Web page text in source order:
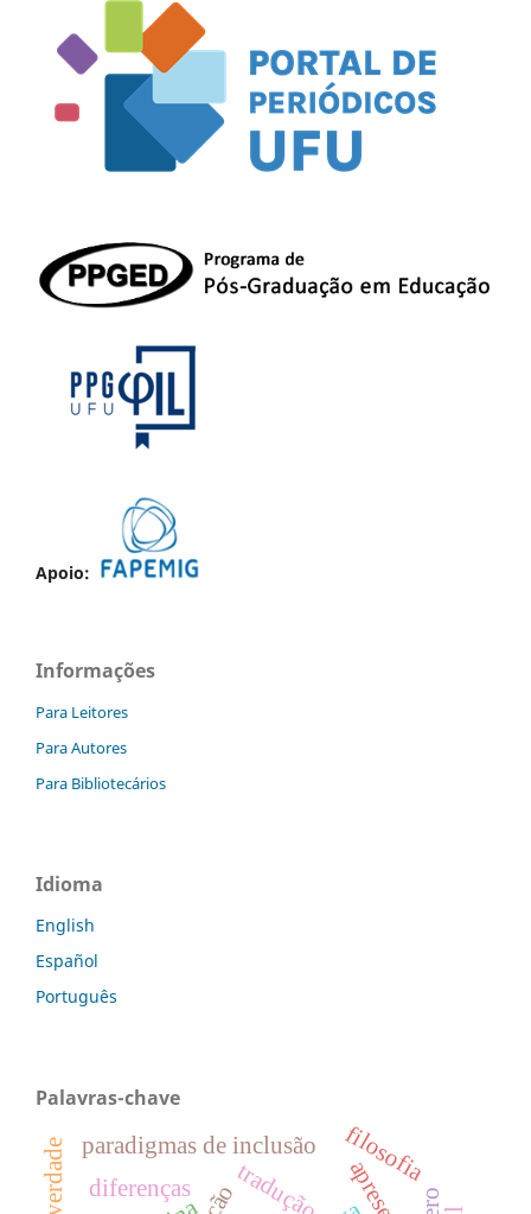
Apoio:
Informações
Para Leitores
Para Autores
Para Bibliotecários
Idioma
English
Español
Português
Palavras-chave
tradução
diferenças
paradigmas de inclusão filosofia